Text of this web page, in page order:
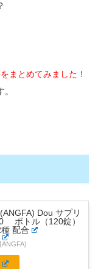
まとめてみました！
Dou サプリ
ボトル（120錠）
配合